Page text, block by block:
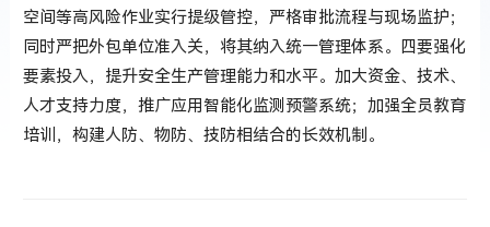
空间等高风险作业实行提级管控，严格审批流程与现场监护；
同时严把外包单位准入关，将其纳入统一管理体系。四要强化
要素投入，提升安全生产管理能力和水平。加大资金、技术、
人才支持力度，推广应用智能化监测预警系统；加强全员教育
培训，构建人防、物防、技防相结合的长效机制。